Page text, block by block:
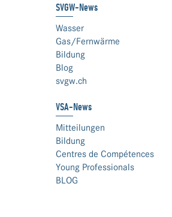
SVGW-News
Wasser
Gas/Fernwärme
Bildung
Blog
svgw.ch
VSA-News
Mitteilungen
Bildung
Centres de Compétences
Young Professionals
BLOG